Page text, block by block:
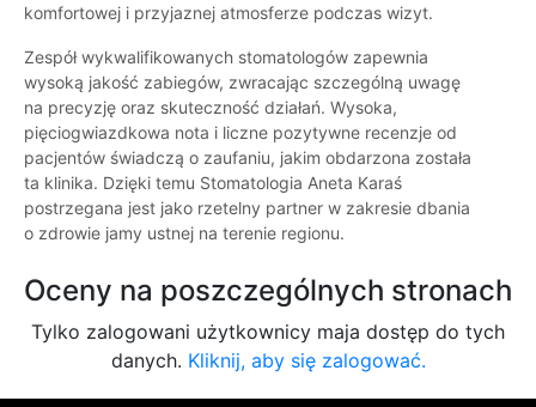
komfortowej i przyjaznej atmosferze podczas wizyt.
Zespół wykwalifikowanych stomatologów zapewnia
wysoką jakość zabiegów, zwracając szczególną uwagę
na precyzję oraz skuteczność działań. Wysoka,
pięciogwiazdkowa nota i liczne pozytywne recenzje od
pacjentów świadczą o zaufaniu, jakim obdarzona została
ta klinika. Dzięki temu Stomatologia Aneta Karaś
postrzegana jest jako rzetelny partner w zakresie dbania
o zdrowie jamy ustnej na terenie regionu.
Oceny na poszczególnych stronach
Tylko zalogowani użytkownicy maja dostęp do tych
danych. Kliknij, aby się zalogować.